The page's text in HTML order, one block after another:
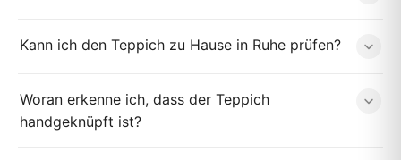
Kann ich den Teppich zu Hause in Ruhe prüfen?
Woran erkenne ich, dass der Teppich
handgeknüpft ist?